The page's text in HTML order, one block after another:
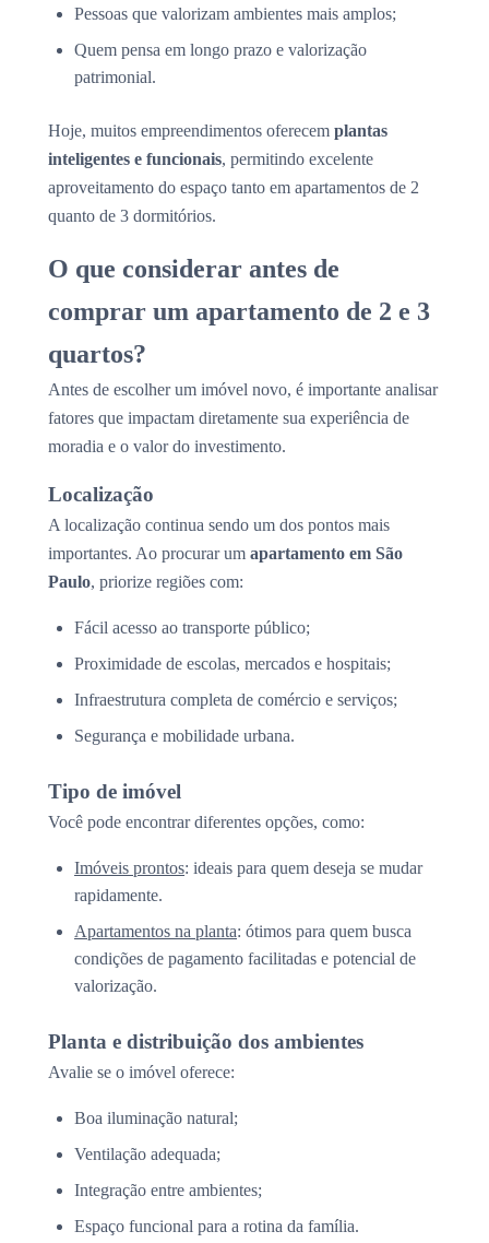
Pessoas que valorizam ambientes mais amplos;
Quem pensa em longo prazo e valorização
patrimonial.
Hoje, muitos empreendimentos oferecem plantas
inteligentes e funcionais, permitindo excelente
aproveitamento do espaço tanto em apartamentos de 2
quanto de 3 dormitórios.
O que considerar antes de
comprar um apartamento de 2 e 3
quartos?
Antes de escolher um imóvel novo, é importante analisar
fatores que impactam diretamente sua experiência de
moradia e o valor do investimento.
Localização
A localização continua sendo um dos pontos mais
importantes. Ao procurar um apartamento em São
Paulo, priorize regiões com:
Fácil acesso ao transporte público;
Proximidade de escolas, mercados e hospitais;
Infraestrutura completa de comércio e serviços;
Segurança e mobilidade urbana.
Tipo de imóvel
Você pode encontrar diferentes opções, como:
Imóveis prontos: ideais para quem deseja se mudar
rapidamente.
Apartamentos na planta: ótimos para quem busca
condições de pagamento facilitadas e potencial de
valorização.
Planta e distribuição dos ambientes
Avalie se o imóvel oferece:
Boa iluminação natural;
Ventilação adequada;
Integração entre ambientes;
Espaço funcional para a rotina da família.